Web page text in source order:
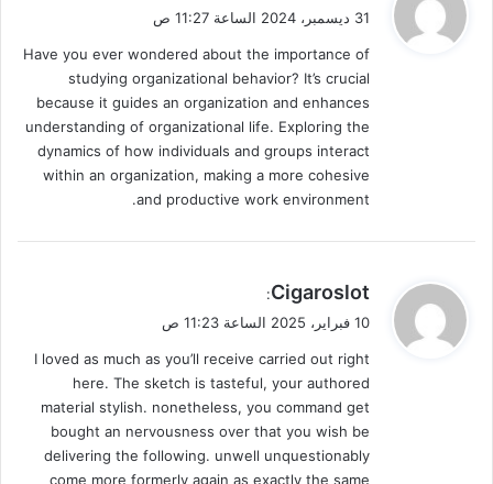
ل
31 ديسمبر، 2024 الساعة 11:27 ص
Have you ever wondered about the importance of
studying organizational behavior? It’s crucial
because it guides an organization and enhances
understanding of organizational life. Exploring the
dynamics of how individuals and groups interact
within an organization, making a more cohesive
and productive work environment.
ي
ل
Cigaroslot
:
10 فبراير، 2025 الساعة 11:23 ص
I loved as much as you’ll receive carried out right
here. The sketch is tasteful, your authored
material stylish. nonetheless, you command get
bought an nervousness over that you wish be
delivering the following. unwell unquestionably
come more formerly again as exactly the same